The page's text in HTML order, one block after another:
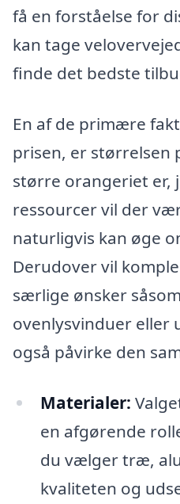
få en forståelse for
kan tage
finde det bedste
En af de primære
prisen, er størrelsen
større orangeriet er,
ressourcer vil der
naturligvis kan øge
Derudover vil
særlige ønsker
ovenlysvinduer eller
også påvirke den
Materialer:
en afgørende
du vælger træ,
kvaliteten og